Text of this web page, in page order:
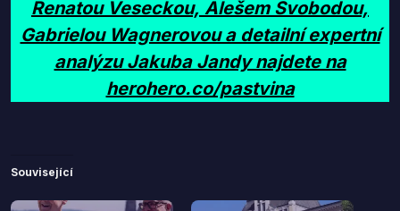
Renatou Veseckou, Alešem Svobodou,
Gabrielou Wagnerovou a detailní expertní
analýzu Jakuba Jandy najdete na
herohero.co/pastvina
Související